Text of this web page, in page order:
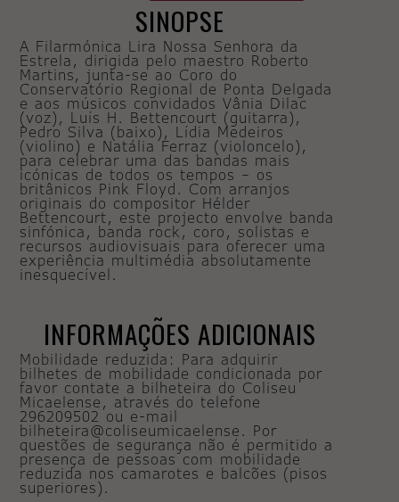
SINOPSE
A Filarmónica Lira Nossa Senhora da
Estrela, dirigida pelo maestro Roberto
Martins, junta-se ao Coro do
Conservatório Regional de Ponta Delgada
e aos músicos convidados Vânia Dilac
(voz), Luís H. Bettencourt (guitarra),
Pedro Silva (baixo), Lídia Medeiros
(violino) e Natália Ferraz (violoncelo),
para celebrar uma das bandas mais
icónicas de todos os tempos – os
britânicos Pink Floyd. Com arranjos
originais do compositor Hélder
Bettencourt, este projecto envolve banda
sinfónica, banda rock, coro, solistas e
recursos audiovisuais para oferecer uma
experiência multimédia absolutamente
inesquecível.
INFORMAÇÕES ADICIONAIS
Mobilidade reduzida: Para adquirir
bilhetes de mobilidade condicionada por
favor contate a bilheteira do Coliseu
Micaelense, através do telefone
296209502 ou e-mail
bilheteira@coliseumicaelense. Por
questões de segurança não é permitido a
presença de pessoas com mobilidade
reduzida nos camarotes e balcões (pisos
superiores).